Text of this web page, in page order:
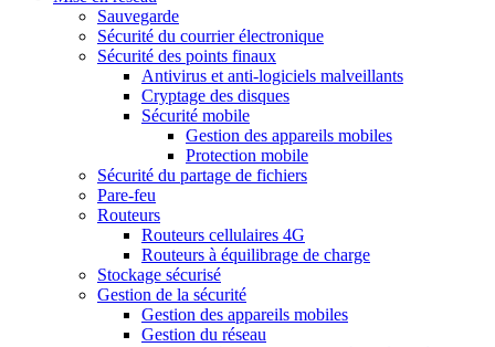
Sauvegarde
Sécurité du courrier électronique
Sécurité des points finaux
Antivirus et anti-logiciels malveillants
Cryptage des disques
Sécurité mobile
Gestion des appareils mobiles
Protection mobile
Sécurité du partage de fichiers
Pare-feu
Routeurs
Routeurs cellulaires 4G
Routeurs à équilibrage de charge
Stockage sécurisé
Gestion de la sécurité
Gestion des appareils mobiles
Gestion du réseau